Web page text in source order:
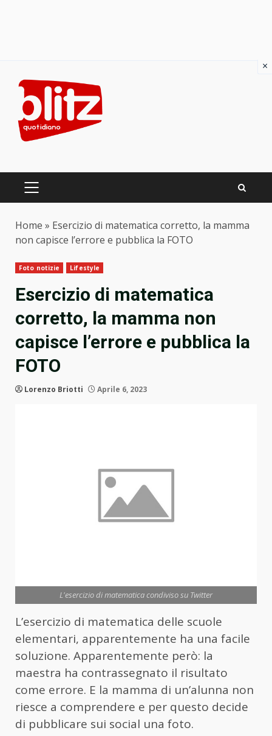
content
PRIMARY
Home » Esercizio di matematica corretto, la mamma
non capisce l’errore e pubblica la FOTO
Foto notizie Lifestyle
Esercizio di matematica
corretto, la mamma non
capisce l’errore e pubblica la
FOTO
Lorenzo Briotti Aprile 6, 2023
L'esercizio di matematica condiviso su Twitter
L’esercizio di matematica delle scuole
elementari, apparentemente ha una facile
soluzione. Apparentemente però: la
maestra ha contrassegnato il risultato
come errore. E la mamma di un’alunna non
riesce a comprendere e per questo decide
di pubblicare sui social una foto.
×